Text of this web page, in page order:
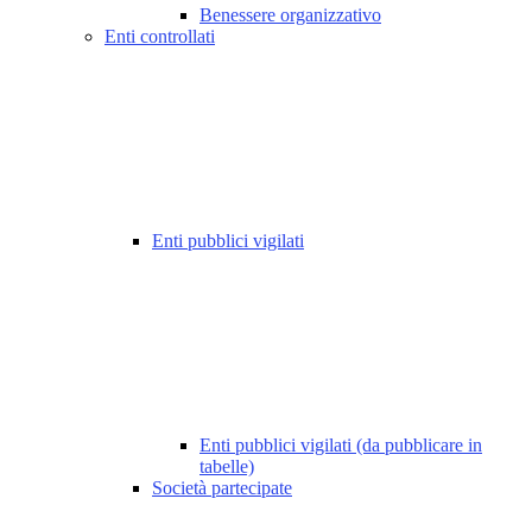
Benessere organizzativo
Enti controllati
Enti pubblici vigilati
Enti pubblici vigilati (da pubblicare in
tabelle)
Società partecipate